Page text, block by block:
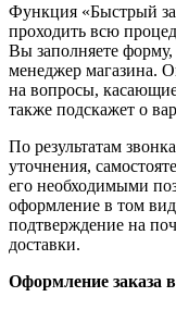
Функция «Быстрый
проходить всю
Вы заполняете форму,
менеджер магазина.
на вопросы,
также подскажет о
По результатам
уточнения,
его необходимыми
оформление в том
подтверждение на
доставки.
Оформление заказа